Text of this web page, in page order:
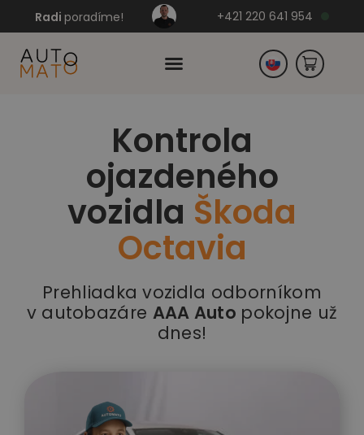
Radi poradíme! +421 220 641 954
Kontrola
ojazdeného
vozidla Škoda
Octavia
Prehliadka vozidla odborníkom
v autobazáre AAA Auto pokojne už
dnes!